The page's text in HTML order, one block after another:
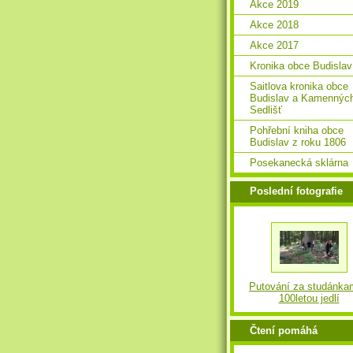
Akce 2019
Akce 2018
Akce 2017
Kronika obce Budislav
Saitlova kronika obce
Budislav a
Sedlišť
Pohřební kniha obce
Budislav z roku 1806
Posekanecká sklárna
Poslední fotografie
Putování za
100letou jedlí
Čtení pomáhá